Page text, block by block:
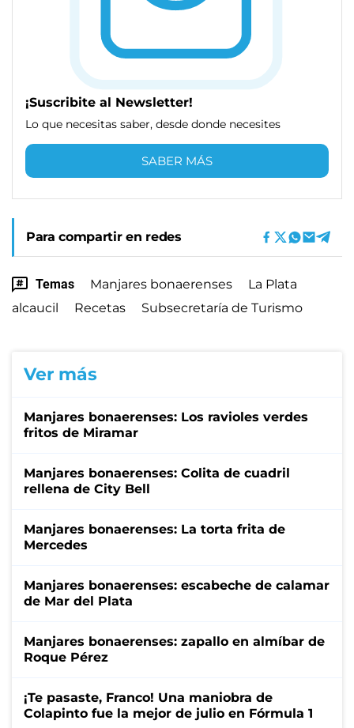
¡Suscribite al Newsletter!
Lo que necesitas saber, desde donde necesites
SABER MÁS
Para compartir en redes
Temas Manjares bonaerenses
La Plata
alcaucil
Recetas Subsecretaría de Turismo
Ver más
Manjares bonaerenses: Los ravioles verdes
fritos de Miramar
Manjares bonaerenses: Colita de cuadril
rellena de City Bell
Manjares bonaerenses: La torta frita de
Mercedes
Manjares bonaerenses: escabeche de calamar
de Mar del Plata
Manjares bonaerenses: zapallo en almíbar de
Roque Pérez
¡Te pasaste, Franco! Una maniobra de
Colapinto fue la mejor de julio en Fórmula 1